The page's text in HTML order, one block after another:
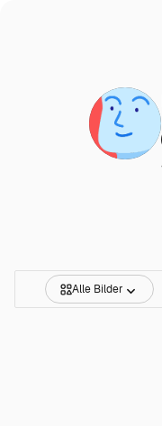
Alle Bilder